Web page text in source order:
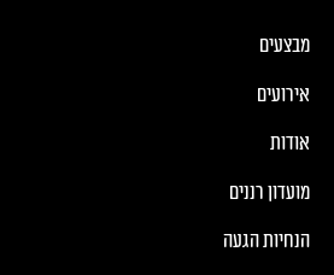
כותרת תחתונה של העמוד
כותרת תחונה של העמוד עם קישורי תפריט
מבצעים
אירועים
אודות
מועדון רננים
הנחיות הגעה